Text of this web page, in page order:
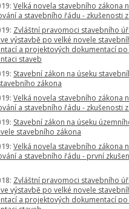
Velká novela stavebního zákona
a stavebního řádu - zkušenosti
Zvláštní pravomoci stavebního
výstavbě po velké novele
a projektových dokumentací po
staveb
Stavební zákon na úseku
zákona
Velká novela stavebního zákona
a stavebního řádu - zkušenosti
Stavební zákon na úseku
stavebního zákona
Velká novela stavebního zákona
a stavebního řádu - první
Zvláštní pravomoci stavebního
výstavbě po velké novele
a projektových dokumentací po